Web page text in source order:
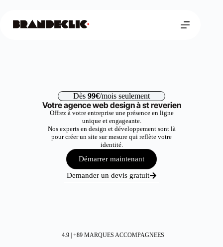
Dès 99€/mois seulement
Votre agence web design à st reverien
Offrez à votre entreprise une présence en ligne
unique et engageante.
Nos experts en design et développement sont là
pour créer un site sur mesure qui reflète votre
identité.
Démarrer maintenant
Demander un devis gratuit
4.9 | +89 MARQUES ACCOMPAGNEES